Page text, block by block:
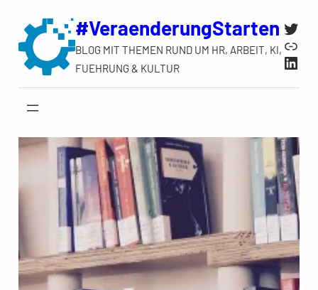
Inhalt
springen
#VeraenderungStarten
BLOG MIT THEMEN RUND UM HR, ARBEIT, KI,
FUEHRUNG & KULTUR
Link